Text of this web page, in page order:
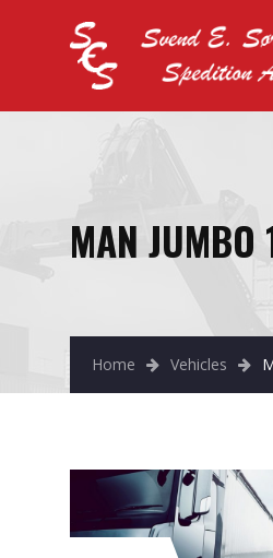
Specialtransport
MAN JUMBO
Home Vehicles